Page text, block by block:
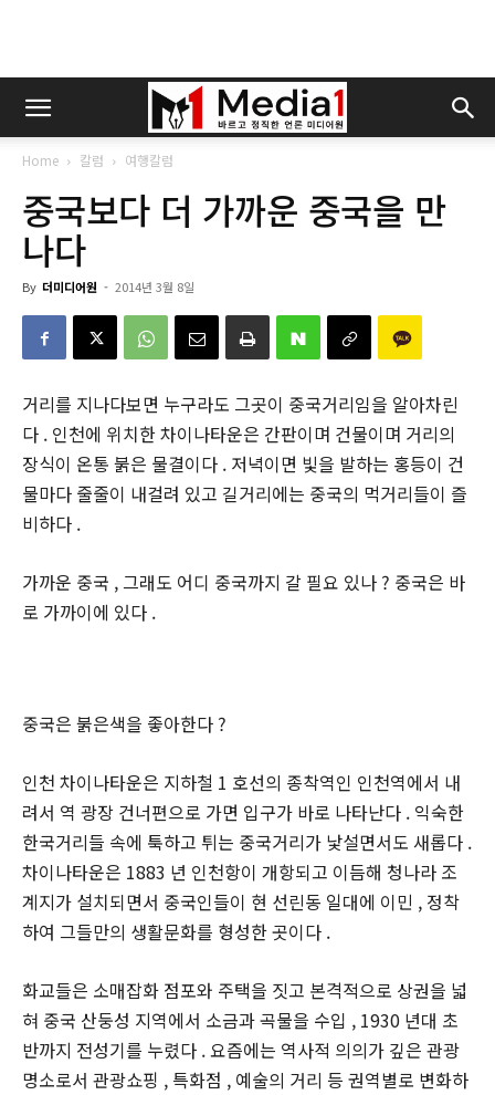
Home 칼럼 여행칼럼
중국보다 더 가까운 중국을 만
나다
By 더미디어원 - 2014년 3월 8일
거리를 지나다보면 누구라도 그곳이 중국거리임을 알아차린
다 . 인천에 위치한 차이나타운은 간판이며 건물이며 거리의
장식이 온통 붉은 물결이다 . 저녁이면 빛을 발하는 홍등이 건
물마다 줄줄이 내걸려 있고 길거리에는 중국의 먹거리들이 즐
비하다 .
가까운 중국 , 그래도 어디 중국까지 갈 필요 있나 ? 중국은 바
로 가까이에 있다 .
중국은 붉은색을 좋아한다 ?
인천 차이나타운은 지하철 1 호선의 종착역인 인천역에서 내
려서 역 광장 건너편으로 가면 입구가 바로 나타난다 . 익숙한
한국거리들 속에 툭하고 튀는 중국거리가 낯설면서도 새롭다 .
차이나타운은 1883 년 인천항이 개항되고 이듬해 청나라 조
계지가 설치되면서 중국인들이 현 선린동 일대에 이민 , 정착
하여 그들만의 생활문화를 형성한 곳이다 .
화교들은 소매잡화 점포와 주택을 짓고 본격적으로 상권을 넓
혀 중국 산둥성 지역에서 소금과 곡물을 수입 , 1930 년대 초
반까지 전성기를 누렸다 . 요즘에는 역사적 의의가 깊은 관광
명소로서 관광쇼핑 , 특화점 , 예술의 거리 등 권역별로 변화하